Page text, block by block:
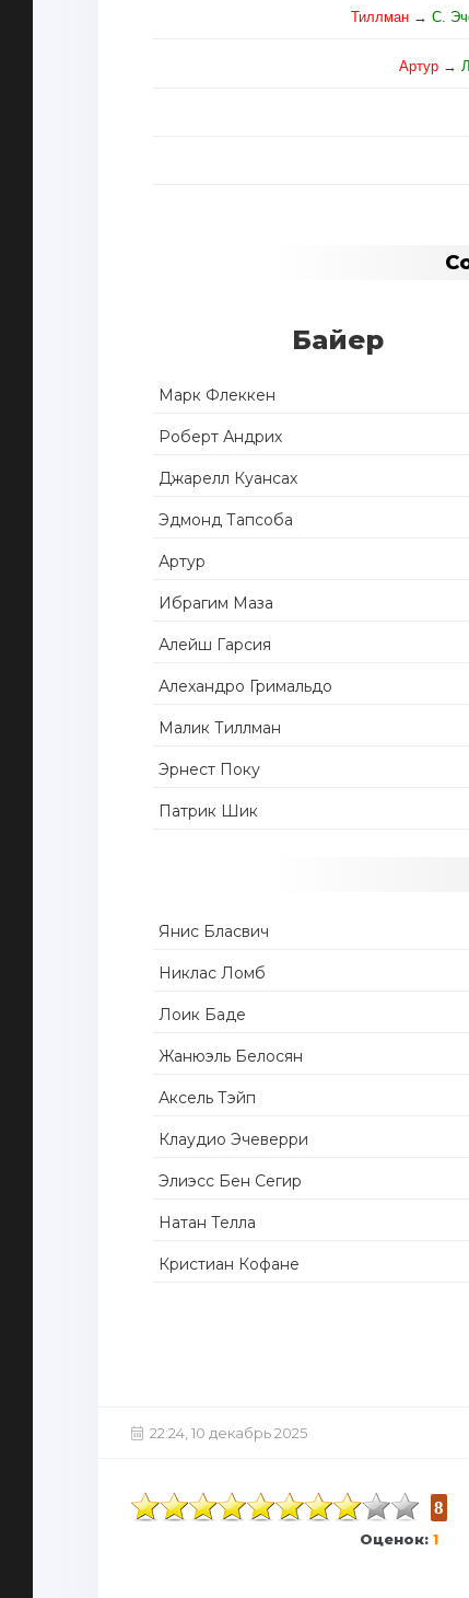
Тиллман → С.
Артур →
Байер
Марк Флеккен
Роберт Андрих
Джарелл Куансах
Эдмонд Тапсоба
Артур
Ибрагим Маза
Алейш Гарсия
Алехандро Гримальдо
Малик Тиллман
Эрнест Поку
Патрик Шик
Янис Бласвич
Никлас Ломб
Лоик Баде
Жанюэль Белосян
Аксель Тэйп
Клаудио Эчеверри
Элиэсс Бен Сегир
Натан Телла
Кристиан Кофане
22:24, 10 декабрь 2025
8
Оценок: 1